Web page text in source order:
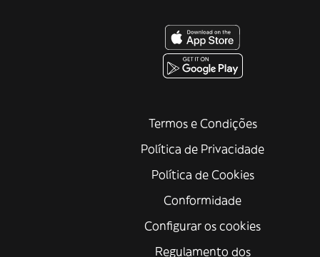
Termos e Condições
Política de Privacidade
Política de Cookies
Conformidade
Configurar os cookies
Regulamento dos